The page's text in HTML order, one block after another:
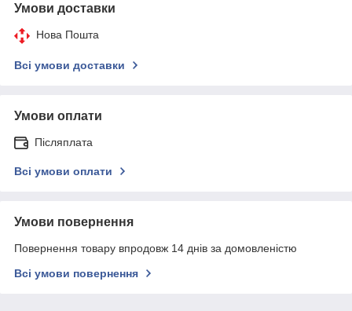
Умови доставки
Нова Пошта
Всі умови доставки
Умови оплати
Післяплата
Всі умови оплати
Умови повернення
Повернення товару впродовж 14 днів за домовленістю
Всі умови повернення